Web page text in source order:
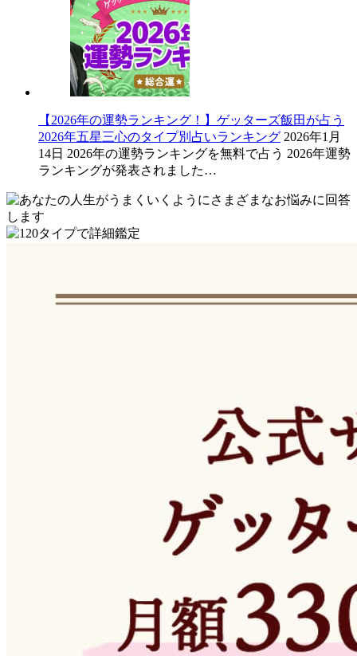
【2026年の運勢ランキング！】ゲッターズ飯田が占う
2026年五星三心のタイプ別占いランキング 2026年1月
14日 2026年の運勢ランキングを無料で占う 2026年運勢
ランキングが発表されました…